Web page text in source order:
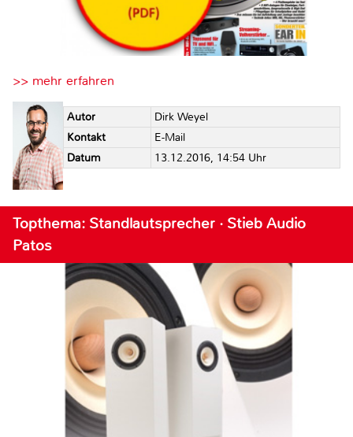
>> mehr erfahren
Autor
Dirk Weyel
Kontakt
E-Mail
Datum
13.12.2016, 14:54 Uhr
Topthema: Standlautsprecher · Stieb Audio
Patos